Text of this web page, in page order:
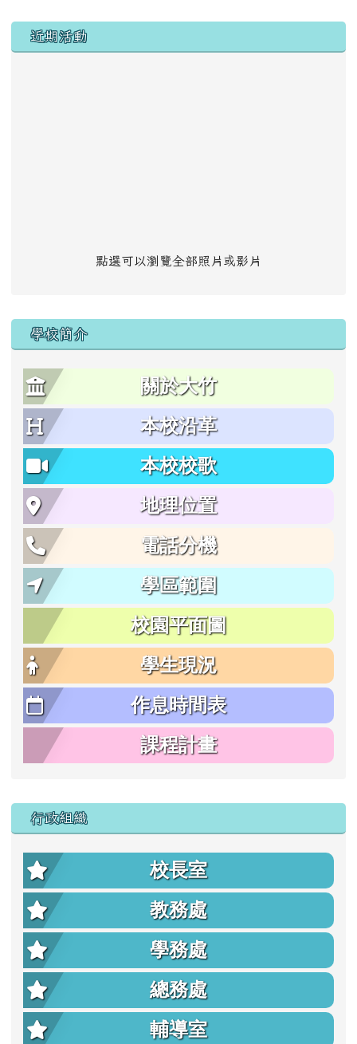
左邊區域內容
近期活動
點選可以瀏覽全部照片或影片
學校簡介
關於大竹
本校沿革
本校校歌
地理位置
電話分機
學區範圍
校園平面圖
學生現況
作息時間表
課程計畫
行政組織
校長室
教務處
學務處
總務處
輔導室